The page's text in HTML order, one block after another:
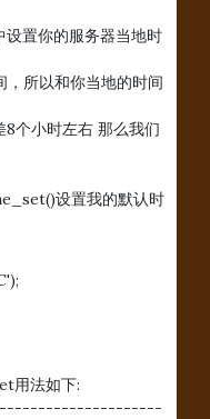
设置你的服务器当地时
，所以和你当地的时间
个小时左右 那么我们
设置我的默认时
用法如下: